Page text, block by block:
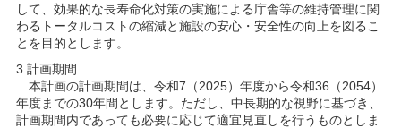
して、効果的な長寿命化対策の実施による庁舎等の維持管理に関
わるトータルコストの縮減と施設の安心・安全性の向上を図るこ
とを目的とします。
3.計画期間
本計画の計画期間は、令和7（2025）年度から令和36（2054）
年度までの30年間とします。ただし、中長期的な視野に基づき、
計画期間内であっても必要に応じて適宜見直しを行うものとしま